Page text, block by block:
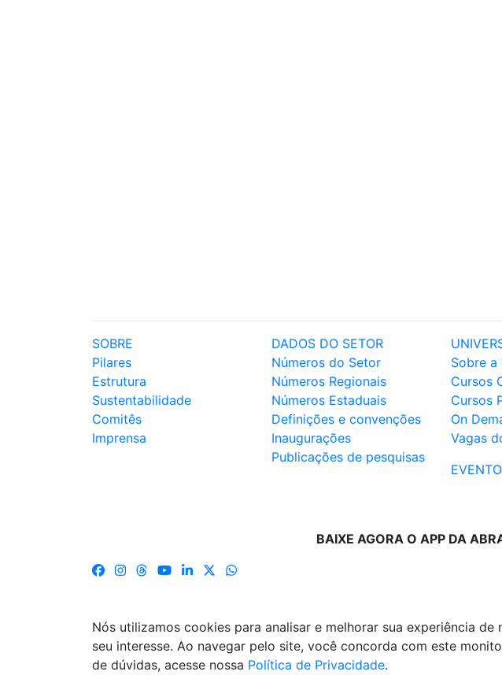
SOBRE
Pilares
Estrutura
Sustentabilidade
Comitês
Imprensa
DADOS DO SETOR
Números do Setor
Números Regionais
Números Estaduais
Definições e convenções
Inaugurações
Publicações de pesquisas
Sobre a
Cursos
Cursos
On
Vagas
BAIXE AGORA O APP DA
Nós utilizamos cookies para analisar e melhorar sua experiência
seu interesse. Ao navegar pelo site, você concorda com este
de dúvidas, acesse nossa Política de Privacidade.